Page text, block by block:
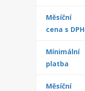
Měsíční
cena s DPH
Mínimální
platba
Měsíční